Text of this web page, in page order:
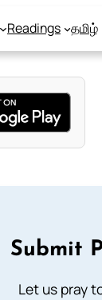
Readings தமிழ்
Submit
Let us pray